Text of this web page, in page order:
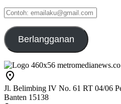
Contoh:
emailaku@gmail.com
Berlangganan
Jl. Belimbing IV No. 61 RT 04/06
Banten 15138